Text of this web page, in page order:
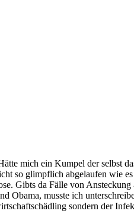
mich ein Kumpel der selbst
so glimpflich abgelaufen wie
Gibts da Fälle von Ansteckung
Obama, musste ich
sondern der